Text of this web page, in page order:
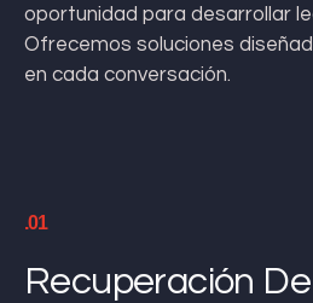
oportunidad para desarrollar
Ofrecemos soluciones
en cada conversación.
.01
Recuperación